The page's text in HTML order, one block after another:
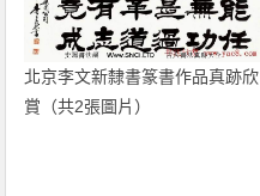
北京李文新隸書篆書作品真跡欣
賞（共2張圖片）